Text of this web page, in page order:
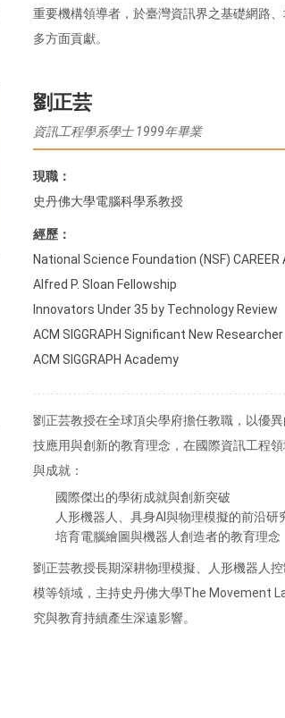
重要機構領導者，於臺灣資訊界之基礎網路
多方面貢獻。
劉正芸
資訊工程學系學士 1999年畢業
現職：
史丹佛大學電腦科學系教授
經歷：
National Science Foundation (NSF) CAREER
Alfred P. Sloan Fellowship
Innovators Under 35 by Technology Review
ACM SIGGRAPH Significant New
ACM SIGGRAPH Academy
劉正芸教授在全球頂尖學府擔任教職，以優
技應用與創新的教育理念，在國際資訊工程
與成就：
國際傑出的學術成就與創新突破
人形機器人、具身AI與物理模擬的前沿研
培育電腦繪圖與機器人創造者的教育理念
劉正芸教授長期深耕物理模擬、人形機器人
模等領域，主持史丹佛大學The Movement
究與教育持續產生深遠影響。